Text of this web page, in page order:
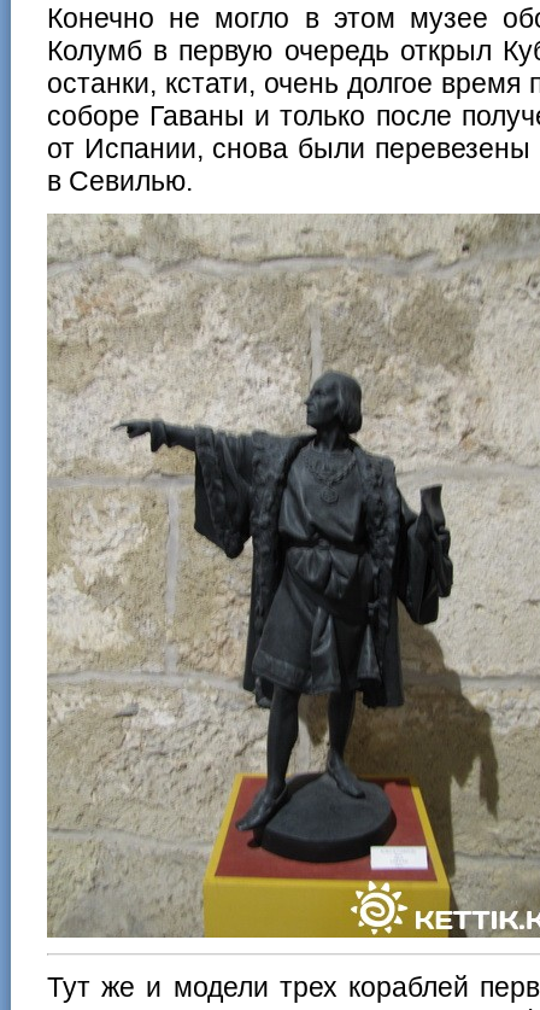
Конечно не могло в этом музее
Колумб в первую очередь открыл
останки, кстати, очень долгое
соборе Гаваны и только после
от Испании, снова были
в Севилью.
Тут же и модели трех кораблей